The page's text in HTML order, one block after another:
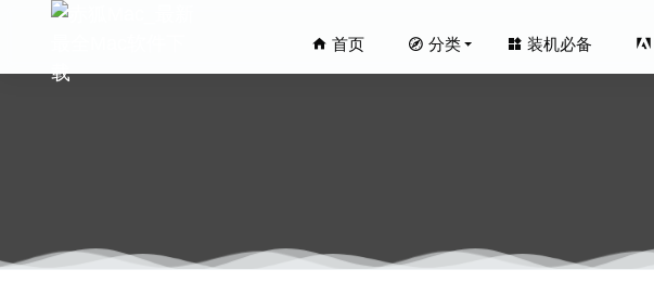
首页 分类 装机必备